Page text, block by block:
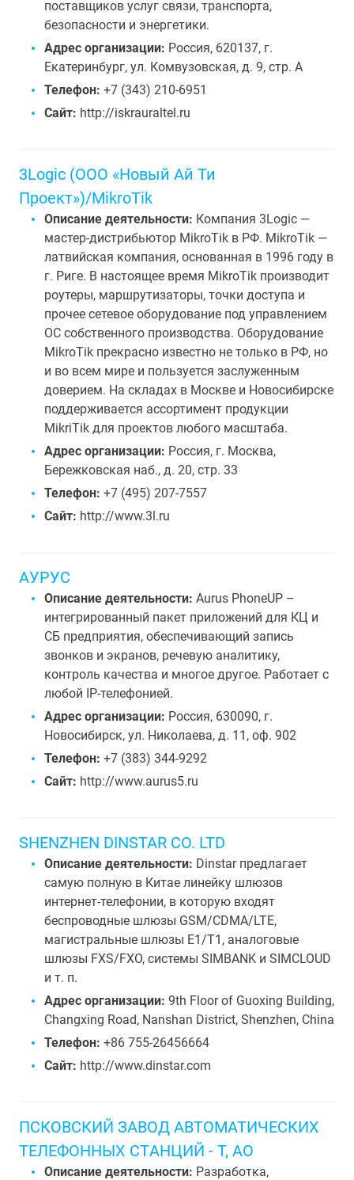
поставщиков услуг связи, транспорта,
безопасности и энергетики.
Адрес организации: Россия, 620137, г.
Екатеринбург, ул. Комвузовская, д. 9, стр. А
Телефон: +7 (343) 210-6951
Сайт: http://iskrauraltel.ru
3Logic (ООО «Новый Ай Ти
Проект»)/MikroTik
Описание деятельности: Компания 3Logic —
мастер-дистрибьютор MikroTik в РФ. MikroTik —
латвийская компания, основанная в 1996 году в
г. Риге. В настоящее время MikroTik производит
роутеры, маршрутизаторы, точки доступа и
прочее сетевое оборудование под управлением
ОС собственного производства. Оборудование
MikroTik прекрасно известно не только в РФ, но
и во всем мире и пользуется заслуженным
доверием. На складах в Москве и Новосибирске
поддерживается ассортимент продукции
MikriTik для проектов любого масштаба.
Адрес организации: Россия, г. Москва,
Бережковская наб., д. 20, стр. 33
Телефон: +7 (495) 207-7557
Сайт: http://www.3l.ru
АУРУС
Описание деятельности: Aurus PhoneUP –
интегрированный пакет приложений для КЦ и
СБ предприятия, обеспечивающий запись
звонков и экранов, речевую аналитику,
контроль качества и многое другое. Работает с
любой IP-телефонией.
Адрес организации: Россия, 630090, г.
Новосибирск, ул. Николаева, д. 11, оф. 902
Телефон: +7 (383) 344-9292
Сайт: http://www.aurus5.ru
SHENZHEN DINSTAR CO. LTD
Описание деятельности: Dinstar предлагает
самую полную в Китае линейку шлюзов
интернет-телефонии, в которую входят
беспроводные шлюзы GSM/CDMA/LTE,
магистральные шлюзы E1/T1, аналоговые
шлюзы FXS/FXO, системы SIMBANK и SIMCLOUD
и т. п.
Адрес организации: 9th Floor of Guoxing Building,
Changxing Road, Nanshan District, Shenzhen, China
Телефон: +86 755-26456664
Сайт: http://www.dinstar.com
ПСКОВСКИЙ ЗАВОД АВТОМАТИЧЕСКИХ
ТЕЛЕФОННЫХ СТAНЦИЙ - Т, АО
Описание деятельности: Разработка,